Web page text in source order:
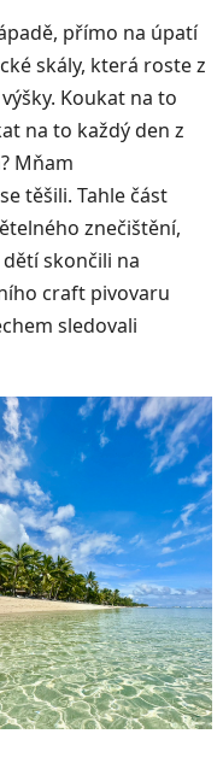
přímo na úpatí
skály, která roste z
Koukat na to
na to každý den z
Mňam
těšili. Tahle část
znečištění,
skončili na
craft pivovaru
sledovali